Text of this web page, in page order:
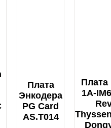
Плата
Энкодера
PG Card
AS.T014
Плата
1A-